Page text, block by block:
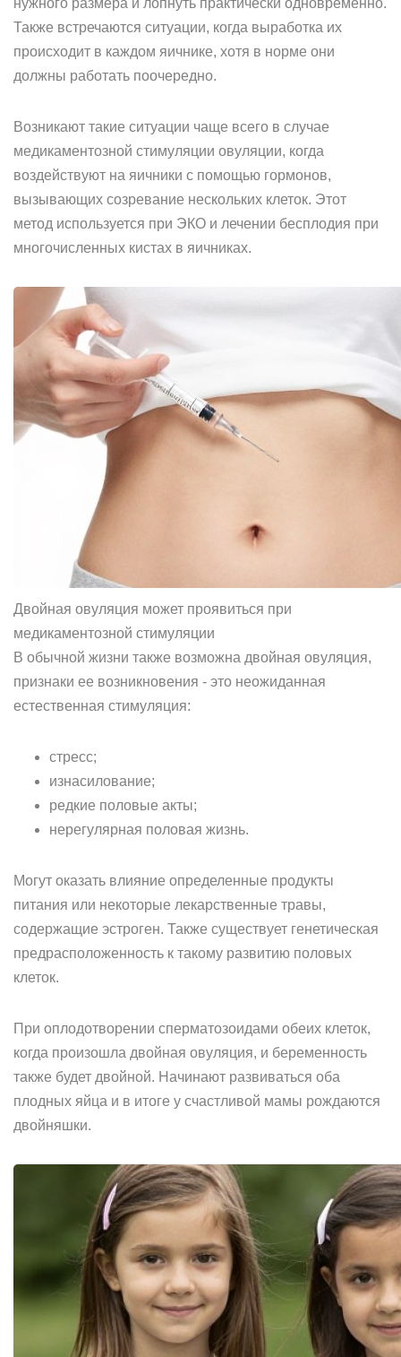
нужного размера и лопнуть практически одновременно.
Также встречаются ситуации, когда выработка их
происходит в каждом яичнике, хотя в норме они
должны работать поочередно.
Возникают такие ситуации чаще всего в случае
медикаментозной стимуляции овуляции, когда
воздействуют на яичники с помощью гормонов,
вызывающих созревание нескольких клеток. Этот
метод используется при ЭКО и лечении бесплодия при
многочисленных кистах в яичниках.
Двойная овуляция может проявиться при
медикаментозной стимуляции
В обычной жизни также возможна двойная овуляция,
признаки ее возникновения - это неожиданная
естественная стимуляция:
стресс;
изнасилование;
редкие половые акты;
нерегулярная половая жизнь.
Могут оказать влияние определенные продукты
питания или некоторые лекарственные травы,
содержащие эстроген. Также существует генетическая
предрасположенность к такому развитию половых
клеток.
При оплодотворении сперматозоидами обеих клеток,
когда произошла двойная овуляция, и беременность
также будет двойной. Начинают развиваться оба
плодных яйца и в итоге у счастливой мамы рождаются
двойняшки.